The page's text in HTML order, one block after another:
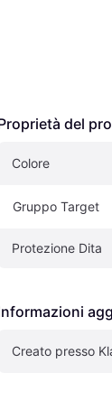
del
Colore
Gruppo Target
Protezione Dita
Creato presso